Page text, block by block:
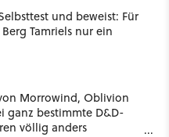
und beweist: Für
Tamriels nur ein
Morrowind, Oblivion
ganz bestimmte D&D-
völlig anders